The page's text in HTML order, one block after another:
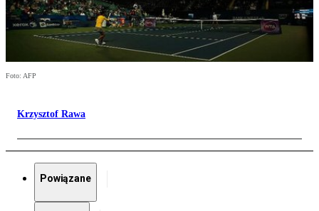
Foto: AFP
Krzysztof Rawa
Powiązane